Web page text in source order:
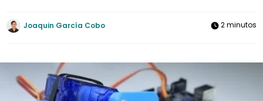
Joaquin García Cobo 2 minutos